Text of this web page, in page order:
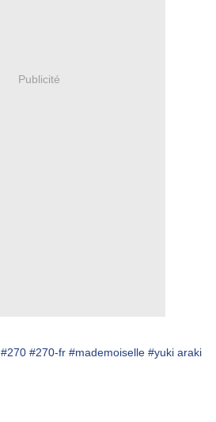
Publicité
#270 #270-fr #mademoiselle #yuki araki